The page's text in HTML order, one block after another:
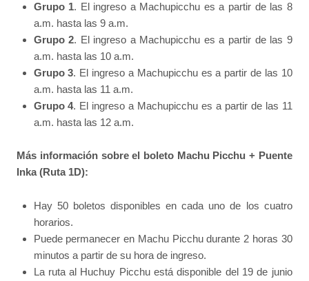
Grupo 1. El ingreso a Machupicchu es a partir de las 8
a.m. hasta las 9 a.m.
Grupo 2. El ingreso a Machupicchu es a partir de las 9
a.m. hasta las 10 a.m.
Grupo 3. El ingreso a Machupicchu es a partir de las 10
a.m. hasta las 11 a.m.
Grupo 4. El ingreso a Machupicchu es a partir de las 11
a.m. hasta las 12 a.m.
Más información sobre el boleto Machu Picchu + Puente
Inka (Ruta 1D):
Hay 50 boletos disponibles en cada uno de los cuatro
horarios.
Puede permanecer en Machu Picchu durante 2 horas 30
minutos a partir de su hora de ingreso.
La ruta al Huchuy Picchu está disponible del 19 de junio